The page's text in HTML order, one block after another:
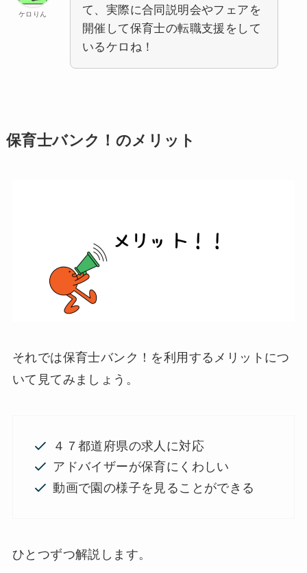
ケロりん
て、実際に合同説明会やフェアを
開催して保育士の転職支援をして
いるケロね！
保育士バンク！のメリット
それでは保育士バンク！を利用するメリットにつ
いて見てみましょう。
４７都道府県の求人に対応
アドバイザーが保育にくわしい
動画で園の様子を見ることができる
ひとつずつ解説します。